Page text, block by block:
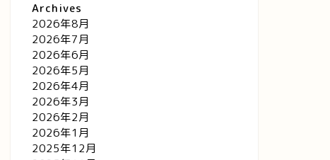
Archives
2026年8月
2026年7月
2026年6月
2026年5月
2026年4月
2026年3月
2026年2月
2026年1月
2025年12月